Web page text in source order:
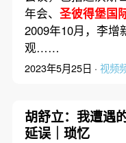
年会、 圣彼得堡国
2009年10月，李增
观……
2023年5月25日 · 视频
胡舒立：我遭遇
延误｜琐忆